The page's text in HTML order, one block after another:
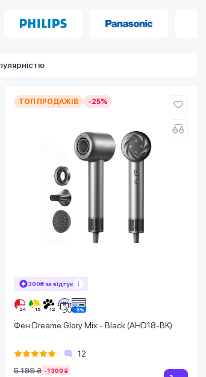
ТОП ПРОДАЖІВ -25%
300₴ за відгук
Фен Dreame Glory Mix - Black (AHD18-BK)
12
5 199 ₴ -1 300 ₴